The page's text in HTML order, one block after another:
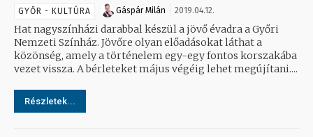
GYŐR - KULTÚRA Gáspár Milán 2019.04.12.
Hat nagyszínházi darabbal készül a jövő évadra a Győri
Nemzeti Színház. Jövőre olyan előadásokat láthat a
közönség, amely a történelem egy-egy fontos korszakába
vezet vissza. A bérleteket május végéig lehet megújítani....
Részletek...